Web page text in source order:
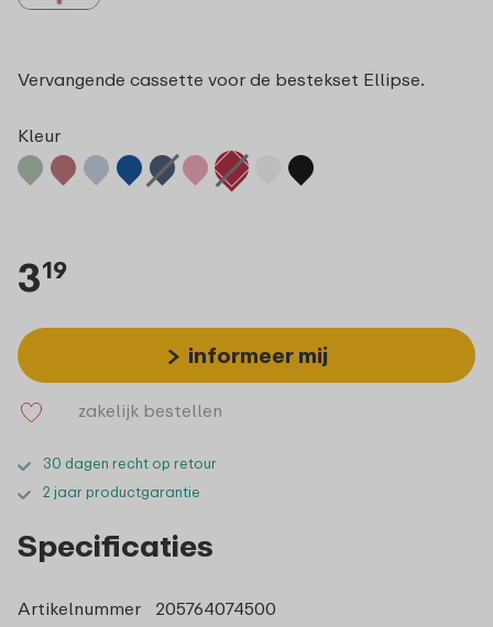
Vervangende cassette voor de bestekset Ellipse.
Kleur
319
informeer mij
zakelijk bestellen
30 dagen recht op retour
2 jaar productgarantie
Specificaties
Artikelnummer
205764074500